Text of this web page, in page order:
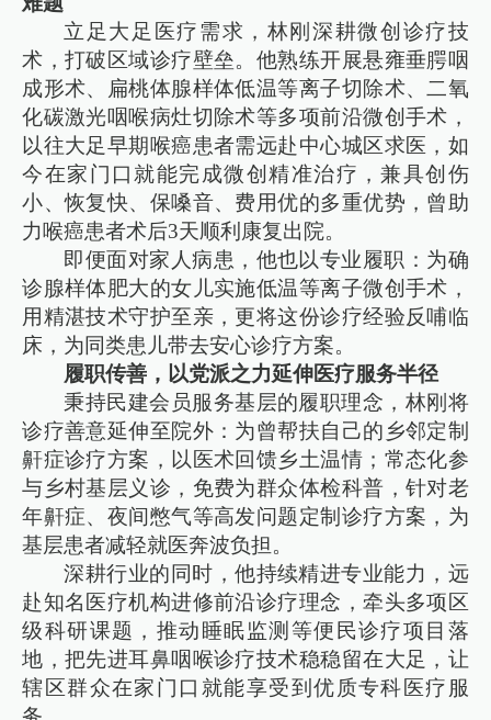
立足大足医疗需求，林刚深耕微创诊疗技
术，打破区域诊疗壁垒。他熟练开展悬雍垂腭咽
成形术、扁桃体腺样体低温等离子切除术、二氧
化碳激光咽喉病灶切除术等多项前沿微创手术，
以往大足早期喉癌患者需远赴中心城区求医，如
今在家门口就能完成微创精准治疗，兼具创伤
小、恢复快、保嗓音、费用优的多重优势，曾助
力喉癌患者术后3天顺利康复出院。
即便面对家人病患，他也以专业履职：为确
诊腺样体肥大的女儿实施低温等离子微创手术，
用精湛技术守护至亲，更将这份诊疗经验反哺临
床，为同类患儿带去安心诊疗方案。
履职传善，以党派之力延伸医疗服务半径
秉持民建会员服务基层的履职理念，林刚将
诊疗善意延伸至院外：为曾帮扶自己的乡邻定制
鼾症诊疗方案，以医术回馈乡土温情；常态化参
与乡村基层义诊，免费为群众体检科普，针对老
年鼾症、夜间憋气等高发问题定制诊疗方案，为
基层患者减轻就医奔波负担。
深耕行业的同时，他持续精进专业能力，远
赴知名医疗机构进修前沿诊疗理念，牵头多项区
级科研课题，推动睡眠监测等便民诊疗项目落
地，把先进耳鼻咽喉诊疗技术稳稳留在大足，让
辖区群众在家门口就能享受到优质专科医疗服